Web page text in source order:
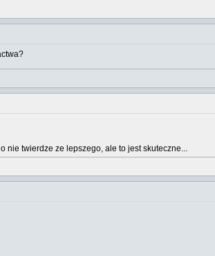
nie twierdze ze lepszego, ale to jest skuteczne...